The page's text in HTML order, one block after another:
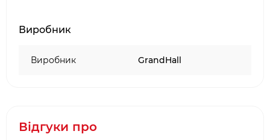
Виробник
Виробник GrandHall
Відгуки про